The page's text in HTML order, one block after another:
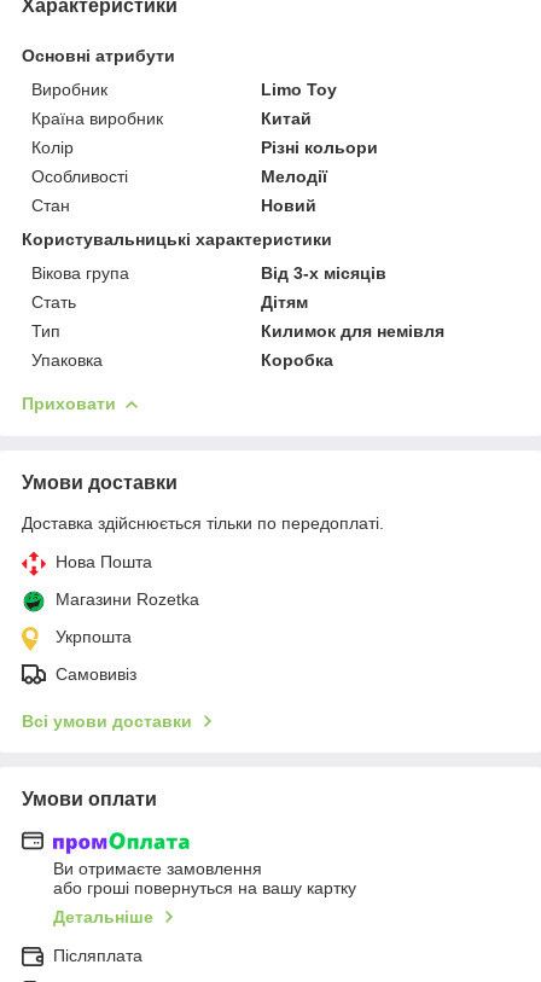
Характеристики
Основні атрибути
Виробник
Limo Toy
Країна виробник
Китай
Колір
Різні кольори
Особливості
Мелодії
Стан
Новий
Користувальницькі характеристики
Вікова група
Від 3-х місяців
Стать
Дітям
Тип
Килимок для немівля
Упаковка
Коробка
Приховати
Умови доставки
Доставка здійснюється тільки по передоплаті.
Нова Пошта
Магазини Rozetka
Укрпошта
Самовивіз
Всі умови доставки
Умови оплати
Ви отримаєте замовлення
або гроші повернуться на вашу картку
Детальніше
Післяплата